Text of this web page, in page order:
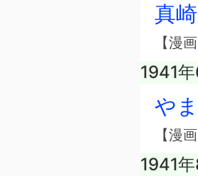
真
【漫
1941
や
【漫
1941